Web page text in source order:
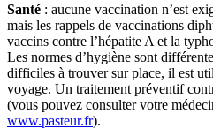
Santé : aucune vaccination n’est
mais les rappels de vaccinations
vaccins contre l’hépatite A et la
Les normes d’hygiène sont
difficiles à trouver sur place, il est
voyage. Un traitement préventif
(vous pouvez consulter votre
www.pasteur.fr).